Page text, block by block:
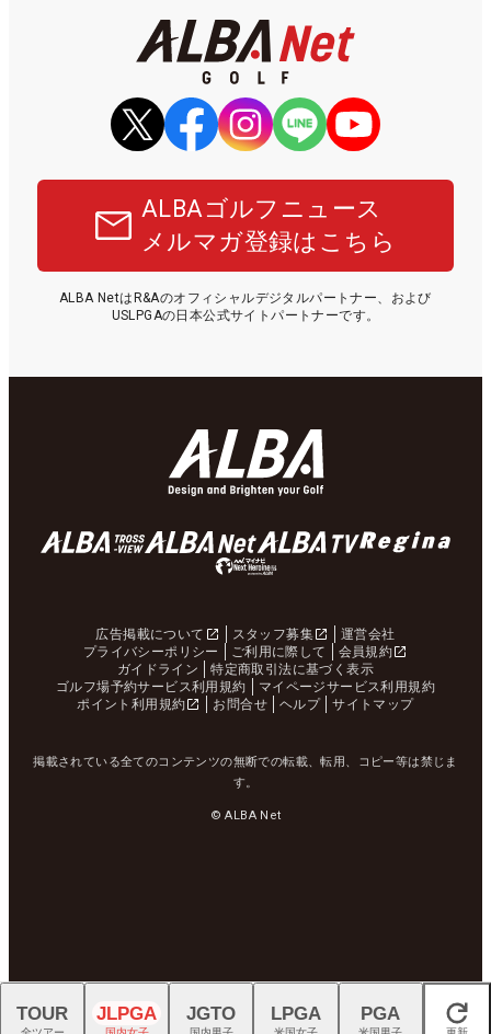
ALBAゴルフニュース
メルマガ登録はこちら
ALBA NetはR&Aのオフィシャルデジタルパートナー、および
USLPGAの日本公式サイトパートナーです。
広告掲載について スタッフ募集
運営会社
プライバシーポリシー
ご利用に際して
会員規約
ガイドライン
特定商取引法に基づく表示
ゴルフ場予約サービス利用規約
マイページサービス利用規約
ポイント利用規約
お問合せ ヘルプ サイトマップ
掲載されている全てのコンテンツの無断での転載、転用、コピー等は禁じま
す。
© ALBA Net
閉じる
TOUR JLPGA JGTO LPGA PGA